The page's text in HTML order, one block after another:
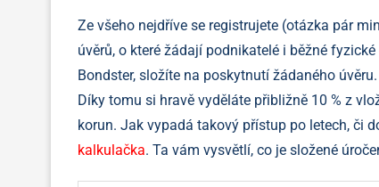
Ze všeho nejdříve se registrujete (otázka pár
úvěrů, o které žádají podnikatelé i běžné
Bondster, složíte na poskytnutí žádaného
Díky tomu si hravě vyděláte přibližně 10 % z
korun. Jak vypadá takový přístup po letech, či
kalkulačka. Ta vám vysvětlí, co je složené